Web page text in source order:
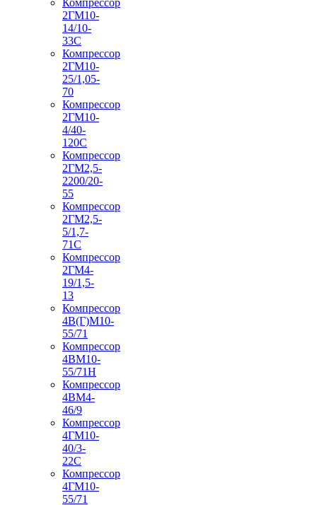
2ГМ10-
14/10-
33С
Компрессор
2ГМ10-
25/1,05-
70
Компрессор
2ГМ10-
4/40-
120С
Компрессор
2ГМ2,5-
2200/20-
55
Компрессор
2ГМ2,5-
5/1,7-
71С
Компрессор
2ГМ4-
19/1,5-
13
Компрессор
4В(Г)М10-
55/71
Компрессор
4ВМ10-
55/71Н
Компрессор
4ВМ4-
46/9
Компрессор
4ГМ10-
40/3-
22С
Компрессор
4ГМ10-
55/71